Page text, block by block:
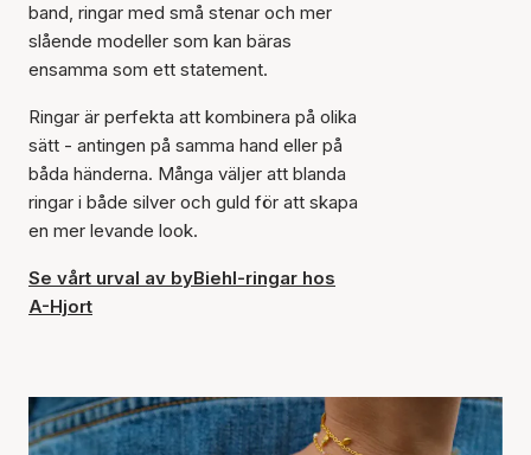
band, ringar med små stenar och mer
slående modeller som kan bäras
ensamma som ett statement.
Ringar är perfekta att kombinera på olika
sätt - antingen på samma hand eller på
båda händerna. Många väljer att blanda
ringar i både silver och guld för att skapa
en mer levande look.
Se vårt urval av byBiehl-ringar hos
A-Hjort